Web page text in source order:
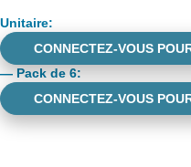
Unitaire:
CONNECTEZ-VOUS
— Pack de 6:
CONNECTEZ-VOUS